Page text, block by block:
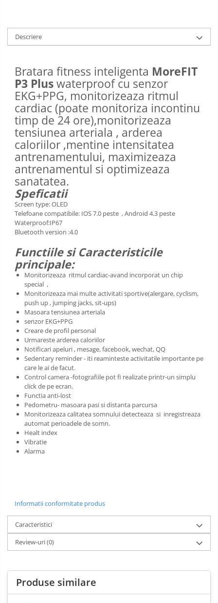
Descriere
Bratara fitness inteligenta MoreFIT
P3 Pluswaterproof cu senzor
EKG+PPG, monitorizeaza ritmul
cardiac (poate monitoriza incontinu
timp de 24 ore),monitorizeaza
tensiunea arteriala , arderea
caloriilor ,mentine intensitatea
antrenamentului, maximizeaza
antrenamentul si optimizeaza
sanatatea.
Speficatii
Screen type: OLED
Telefoane compatibile: IOS 7.0 peste , Android 4.3 peste
Waterproof:IP67
Bluetooth version :4.0
Functiile si Caracteristicile
principale:
Monitorizeaza ritmul cardiac-avand incorporat un chip
special ,
Monitorizeaza mai multe activitati sportive(alergare, cyclism,
push up , jumping jacks, sit-ups)
Masoara tensiunea arteriala
senzor EKG+PPG
Creare de profil personal
Urmareste arderea caloriilor
Notificari apeluri , mesage, facebook, wechat, QQ
Sedentary reminder - iti reaminteste activitatile importante pe
care le ai de facut.
Control camera -fotografiile pot fi realizate printr-un simplu
click de pe ecran.
Functia anti-lost
Pedometru- masoara pasi si distanta parcursa
Monitorizeaza calitatea somnului detecteaza si inregistreaza
automat perioadele de somn.
Healt index
Vibratie
Alarma
Informatii conformitate produs
Caracteristici
Review-uri(0)
Produse similare